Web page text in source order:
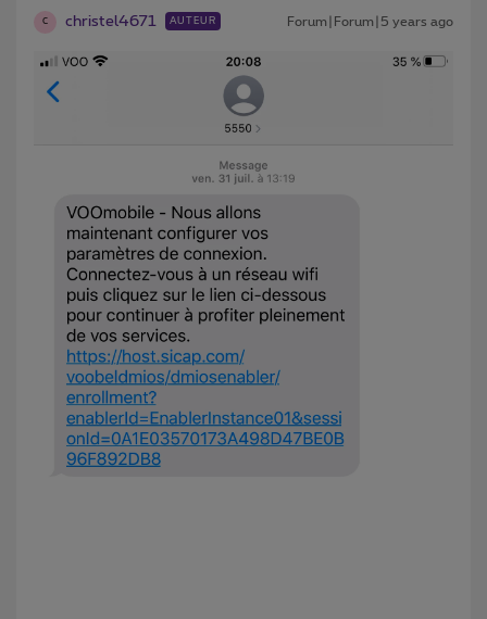
C christel4671 AUTEUR Forum|Forum|5 years ago